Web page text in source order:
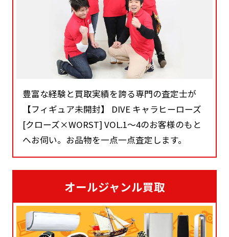
豊富な経験と買取実績を誇る専門の査定士が
【フィギュア未開封】 DIVE キャラヒーローズ
[クローズ×WORST] VOL.1～4のお客様のもと
へお伺い。お品物を一点一点査定します。
オールジャンル買取